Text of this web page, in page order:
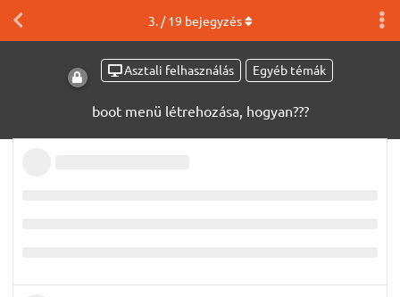
Asztali felhasználás Egyéb témák
boot menü létrehozása, hogyan???
3. /19 bejegyzés